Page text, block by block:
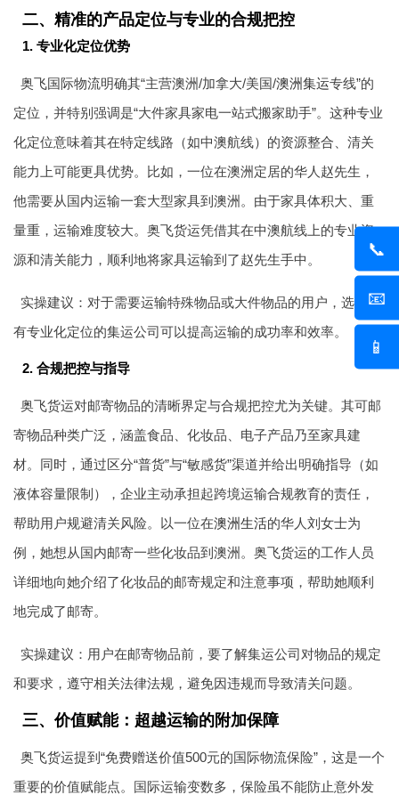
📞
📧
📱
二、精准的产品定位与专业的合规把控
1. 专业化定位优势
奥飞国际物流明确其“主营澳洲/加拿大/美国/澳洲集运专线”的
定位，并特别强调是“大件家具家电一站式搬家助手”。这种专业
化定位意味着其在特定线路（如中澳航线）的资源整合、清关
能力上可能更具优势。比如，一位在澳洲定居的华人赵先生，
他需要从国内运输一套大型家具到澳洲。由于家具体积大、重
量重，运输难度较大。奥飞货运凭借其在中澳航线上的专业资
源和清关能力，顺利地将家具运输到了赵先生手中。
实操建议：对于需要运输特殊物品或大件物品的用户，选择具
有专业化定位的集运公司可以提高运输的成功率和效率。
2. 合规把控与指导
奥飞货运对邮寄物品的清晰界定与合规把控尤为关键。其可邮
寄物品种类广泛，涵盖食品、化妆品、电子产品乃至家具建
材。同时，通过区分“普货”与“敏感货”渠道并给出明确指导（如
液体容量限制），企业主动承担起跨境运输合规教育的责任，
帮助用户规避清关风险。以一位在澳洲生活的华人刘女士为
例，她想从国内邮寄一些化妆品到澳洲。奥飞货运的工作人员
详细地向她介绍了化妆品的邮寄规定和注意事项，帮助她顺利
地完成了邮寄。
实操建议：用户在邮寄物品前，要了解集运公司对物品的规定
和要求，遵守相关法律法规，避免因违规而导致清关问题。
三、价值赋能：超越运输的附加保障
奥飞货运提到“免费赠送价值500元的国际物流保险”，这是一个
重要的价值赋能点。国际运输变数多，保险虽不能防止意外发